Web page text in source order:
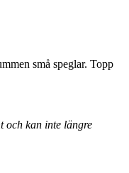
små speglar. Topp
och kan inte längre